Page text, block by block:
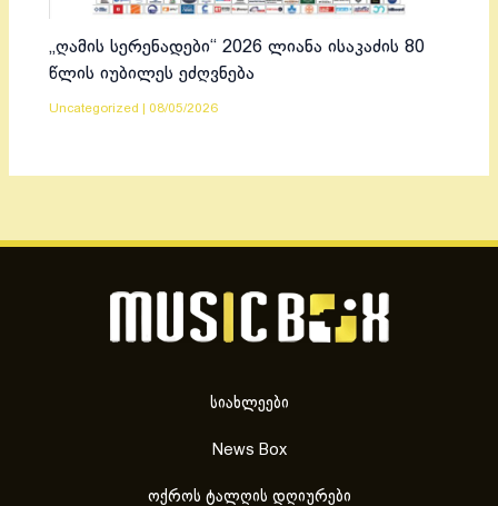
„ღამის სერენადები“ 2026 ლიანა ისაკაძის 80
წლის იუბილეს ეძღვნება
Uncategorized 08/05/2026
სიახლეები
News Box
ოქროს ტალღის დღიურები